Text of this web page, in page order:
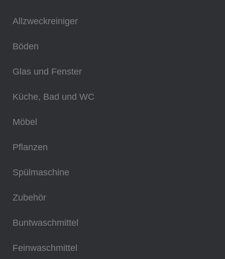
Allzweckreiniger
Böden
Glas und Fenster
Küche, Bad und WC
Möbel
Pflanzen
Spülmaschine
Zubehör
Buntwaschmittel
Feinwaschmittel